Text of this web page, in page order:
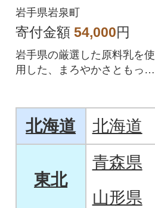
岩手県岩泉町
寄付金額 54,000円
岩手県の厳選した原料乳を使
用した、まろやかさともっち
北海道 北海道
東北
青森県
山形県